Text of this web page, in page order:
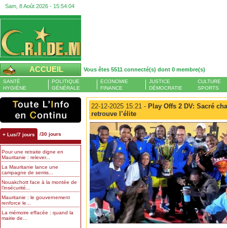
Sam, 8 Août 2026 - 15:54:05
ACCUEIL Vous êtes 5511 connecté(s) dont 0 membre(s)
SANTÉ
HYGIÈNE
POLITIQUE
GÉNÉRALE
ECONOMIE
FINANCE
JUSTICE
DÉMOCRATIE
CULTURE
SPORTS
+ Lus/7 jours /30 jours
Pour une retraite digne en
Mauritanie : relever...
La Mauritanie lance une
campagne de semis...
Nouakchott face à la montée de
l’insécurité...
Mauritanie : le gouvernement
renforce le...
La mémoire effacée : quand la
mairie de...
22-12-2025 15:21 - Play Offs 2 DV: Sacré
retrouve l’élite